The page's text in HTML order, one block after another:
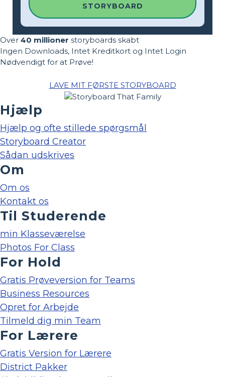
STORYBOARD
Over 40 millioner storyboards skabt
Ingen Downloads, Intet Kreditkort og Intet Login
Nødvendigt for at Prøve!
LAVE MIT FØRSTE STORYBOARD
Hjælp
Hjælp og ofte stillede spørgsmål
Storyboard Creator
Sådan udskrives
Om
Om os
Kontakt os
Til Studerende
min Klasseværelse
Photos For Class
For Hold
Gratis Prøveversion for Teams
Business Resources
Opret for Arbejde
Tilmeld dig min Team
For Lærere
Gratis Version for Lærere
District Pakker